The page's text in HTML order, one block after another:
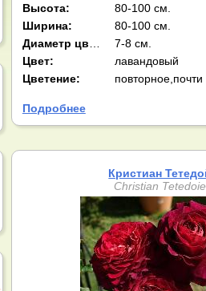
Высота:
80-100 см.
Ширина:
80-100 см.
Диаметр цв-ка:
7-8 см.
Цвет:
лавандовый
Цветение:
Подробнее
Кристиан
Christian Tetedoie